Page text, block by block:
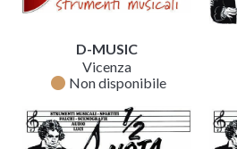
D-MUSIC
Vicenza
fiber_manual_record Non disponibile